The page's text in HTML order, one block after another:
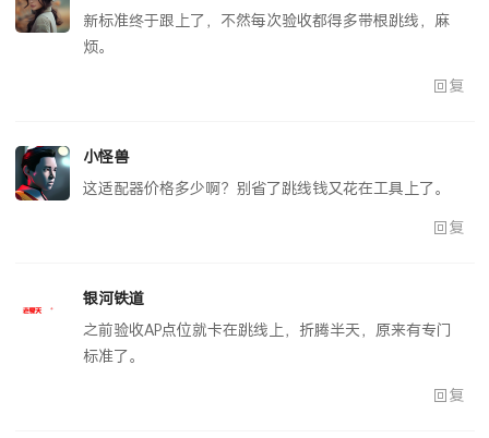
新标准终于跟上了，不然每次验收都得多带根跳线，麻
烦。
回复
小怪兽
这适配器价格多少啊？别省了跳线钱又花在工具上了。
回复
银河铁道
之前验收AP点位就卡在跳线上，折腾半天，原来有专门
标准了。
回复